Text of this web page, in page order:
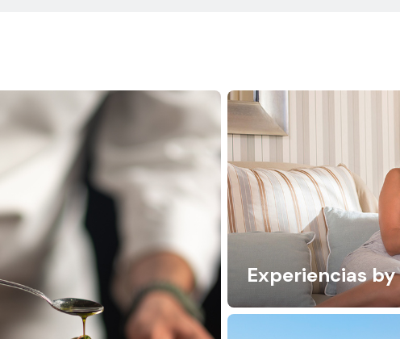
Experiencias